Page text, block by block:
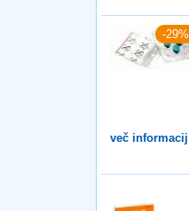
-29%
več informacij